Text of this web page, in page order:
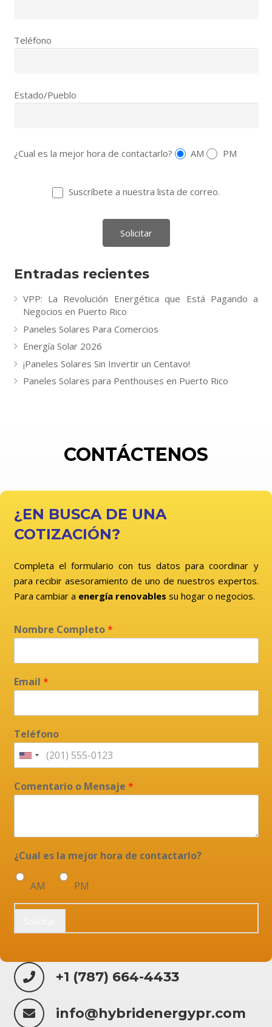
Teléfono
Estado/Pueblo
¿Cual es la mejor hora de contactarlo? AM PM
Suscríbete a nuestra lista de correo.
Entradas recientes
VPP: La Revolución Energética que Está Pagando a
Negocios en Puerto Rico
Paneles Solares Para Comercios
Energía Solar 2026
¡Paneles Solares Sin Invertir un Centavo!
Paneles Solares para Penthouses en Puerto Rico
CONTÁCTENOS
¿EN BUSCA DE UNA
COTIZACIÓN?
Completa el formulario con tus datos para coordinar y
para recibir asesoramiento de uno de nuestros expertos.
Para cambiar a energía renovables su hogar o negocios.
Nombre Completo*
Email *
Teléfono
Comentario o Mensaje *
¿Cual es la mejor hora de contactarlo?
AM PM
+1 (787) 664-4433
info@hybridenergypr.com